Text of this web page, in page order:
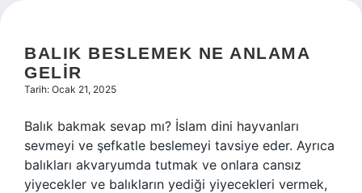
BALIK BESLEMEK NE ANLAMA
GELIR
Tarih: Ocak 21, 2025
Balık bakmak sevap mı? İslam dini hayvanları
sevmeyi ve şefkatle beslemeyi tavsiye eder. Ayrıca
balıkları akvaryumda tutmak ve onlara cansız
yiyecekler ve balıkların yediği yiyecekleri vermek,